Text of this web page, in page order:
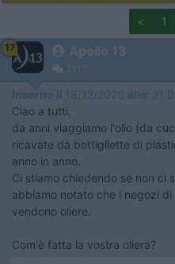
< 1
17 Apollo 13
3113
Inserito il 18/12/2020 alle:
Ciao a tutti,
da anni viaggiamo l'olio (da
ricavate da bottigliette di
anno in anno.
Ci stiamo chiedendo se non ci
abbiamo notato che i negozi
vendono oliere.
Com'è fatta la vostra oliera?